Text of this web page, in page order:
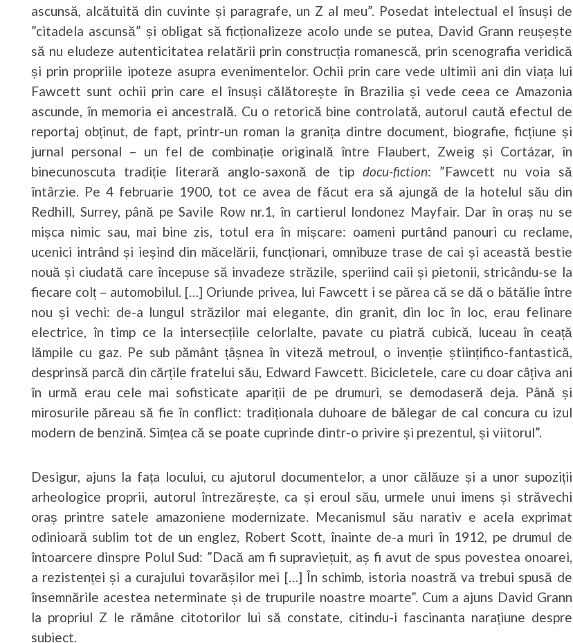
ascunsă, alcătuită din cuvinte și paragrafe, un Z al meu”. Posedat intelectual el însuși de
”citadela ascunsă” și obligat să ficționalizeze acolo unde se putea, David Grann reușește
să nu eludeze autenticitatea relatării prin construcția romanescă, prin scenografia veridică
și prin propriile ipoteze asupra evenimentelor. Ochii prin care vede ultimii ani din viața lui
Fawcett sunt ochii prin care el însuși călătorește în Brazilia și vede ceea ce Amazonia
ascunde, în memoria ei ancestrală. Cu o retorică bine controlată, autorul caută efectul de
reportaj obținut, de fapt, printr-un roman la granița dintre document, biografie, ficțiune și
jurnal personal – un fel de combinație originală între Flaubert, Zweig și Cortázar, în
binecunoscuta tradiție literară anglo-saxonă de tip docu-fiction: ”Fawcett nu voia să
întârzie. Pe 4 februarie 1900, tot ce avea de făcut era să ajungă de la hotelul său din
Redhill, Surrey, până pe Savile Row nr.1, în cartierul londonez Mayfair. Dar în oraș nu se
mișca nimic sau, mai bine zis, totul era în mișcare: oameni purtând panouri cu reclame,
ucenici intrând și ieșind din măcelării, funcționari, omnibuze trase de cai și această bestie
nouă și ciudată care începuse să invadeze străzile, speriind caii și pietonii, stricându-se la
fiecare colț – automobilul. […] Oriunde privea, lui Fawcett i se părea că se dă o bătălie între
nou și vechi: de-a lungul străzilor mai elegante, din granit, din loc în loc, erau felinare
electrice, în timp ce la intersecțiile celorlalte, pavate cu piatră cubică, luceau în ceață
lămpile cu gaz. Pe sub pământ țâșnea în viteză metroul, o invenție științifico-fantastică,
desprinsă parcă din cărțile fratelui său, Edward Fawcett. Bicicletele, care cu doar câțiva ani
în urmă erau cele mai sofisticate apariții de pe drumuri, se demodaseră deja. Până și
mirosurile păreau să fie în conflict: tradiționala duhoare de bălegar de cal concura cu izul
modern de benzină. Simțea că se poate cuprinde dintr-o privire și prezentul, și viitorul”.
Desigur, ajuns la fața locului, cu ajutorul documentelor, a unor călăuze și a unor supoziții
arheologice proprii, autorul întrezărește, ca și eroul său, urmele unui imens și străvechi
oraș printre satele amazoniene modernizate. Mecanismul său narativ e acela exprimat
odinioară sublim tot de un englez, Robert Scott, înainte de-a muri în 1912, pe drumul de
întoarcere dinspre Polul Sud: ”Dacă am fi supraviețuit, aș fi avut de spus povestea onoarei,
a rezistenței și a curajului tovarășilor mei […] În schimb, istoria noastră va trebui spusă de
însemnările acestea neterminate și de trupurile noastre moarte”. Cum a ajuns David Grann
la propriul Z le rămâne citotorilor lui să constate, citindu-i fascinanta narațiune despre
subiect.